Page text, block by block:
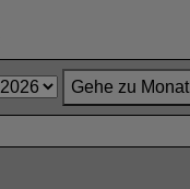
Gehe zu Monat